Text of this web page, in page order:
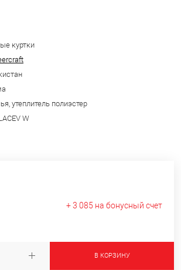
куртки
утеплитель полиэстер
W
+ 3 085 на бонусный счет
В КОРЗИНУ